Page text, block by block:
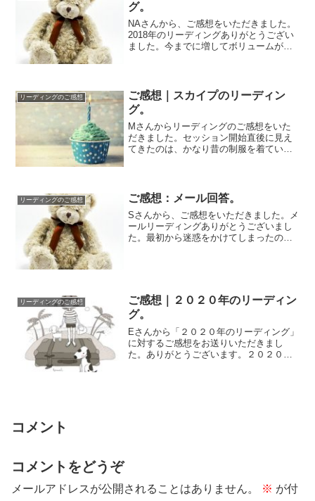
グ。
NAさんから、ご感想をいただきました。
2018年のリーディングありがとうござい
ました。今までに増してボリュームがあ
リーディングのご感想
ご感想｜スカイプのリーディン
グ。
Mさんからリーディングのご感想をいた
だきました。セッション開始直後に見え
てきたのは、かなり昔の制服を着ている
リーディングのご感想 ご感想：メール回答。
Sさんから、ご感想をいただきました。メ
ールリーディングありがとうございまし
た。最初から迷惑をかけてしまったのに
リーディングのご感想
ご感想｜２０２０年のリーディン
グ。
Eさんから「２０２０年のリーディング」
に対するご感想をお送りいただきまし
た。ありがとうございます。２０２０年
コメント
コメントをどうぞ
メールアドレスが公開されることはありません。 ※ が付